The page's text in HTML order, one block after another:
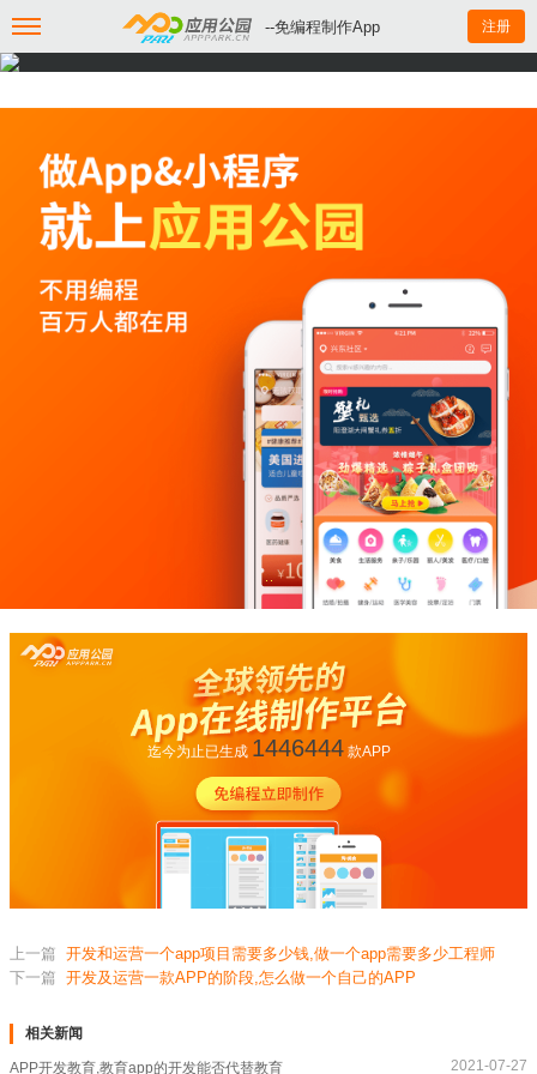
--免编程制作App 注册
迄今为止已生成 1446444款APP
上一篇 开发和运营一个app项目需要多少钱,做一个app需要多少工程师
下一篇 开发及运营一款APP的阶段,怎么做一个自己的APP
相关新闻
APP开发教育,教育app的开发能否代替教育 2021-07-27